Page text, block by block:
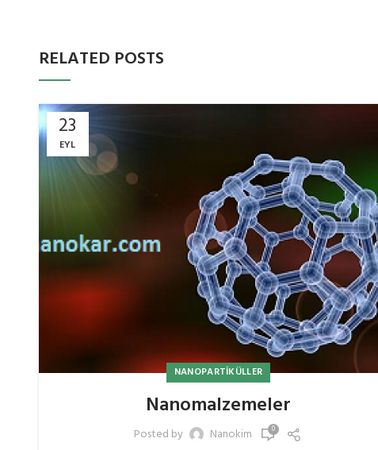
RELATED POSTS
23
EYL
NANOPARTIKÜLLER
Nanomalzemeler
Posted by Nanokim 0